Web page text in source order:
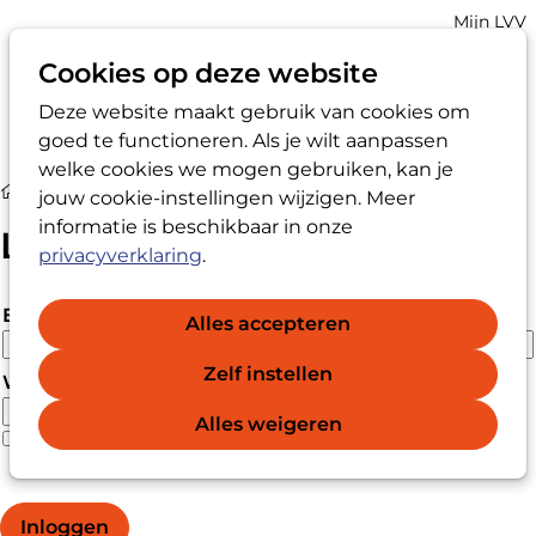
Cookies op deze website
Deze website maakt gebruik van cookies om
goed te functioneren. Als je wilt aanpassen
welke cookies we mogen gebruiken, kan je
jouw cookie-instellingen wijzigen. Meer
informatie is beschikbaar in onze
privacyverklaring.
Alles accepteren
Zelf instellen
Alles weigeren
Zoek
Account
Mijn LVV
Login
Login
E-mailadres
Wachtwoord
Wachtwoord weergeven
Wachtwoord vergeten?
Inloggen